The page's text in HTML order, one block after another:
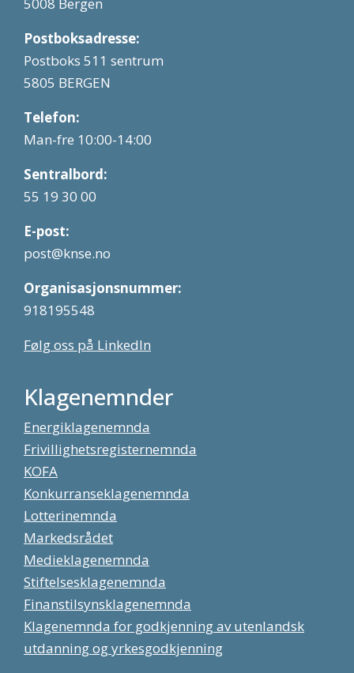
Postboksadresse:
Postboks 511 sentrum
5805 BERGEN
Telefon:
Man-fre 10:00-14:00
Sentralbord:
55 19 30 00
E-post:
post@knse.no
Organisasjonsnummer:
918195548
Følg oss på LinkedIn
Klagenemnder
Energiklagenemnda
Frivillighetsregisternemnda
KOFA
Konkurranseklagenemnda
Lotterinemnda
Markedsrådet
Medieklagenemnda
Stiftelsesklagenemnda
Finanstilsynsklagenemnda
Klagenemnda for godkjenning av utenlandsk
utdanning og yrkesgodkjenning